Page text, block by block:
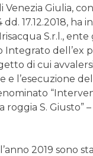
Venezia Giulia,
17.12.2018, ha
S.r.l., ente
Integrato dell’ex
di cui
e l’esecuzione
roggia S. Giusto”
2019 sono